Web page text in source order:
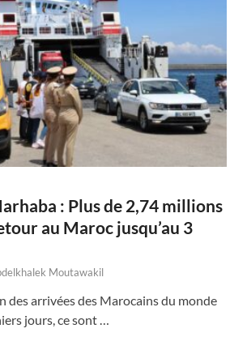
: Plus de 2,74 millions
au Maroc jusqu’au 3
Moutawakil
des arrivées des Marocains du monde
jours, ce sont …